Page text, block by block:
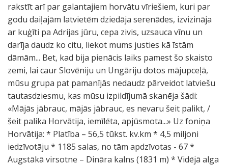
rakstīt arī par galantajiem horvātu vīriešiem, kuri par
godu daiļajām latvietēm dziedāja serenādes, izvizināja
ar kuģīti pa Adrijas jūru, cepa zivis, uzsauca vīnu un
darīja daudz ko citu, liekot mums justies kā īstām
dāmām... Bet, kad bija pienācis laiks pamest šo skaisto
zemi, lai caur Slovēniju un Ungāriju dotos mājupceļā,
mūsu grupa pat pamanījās nedaudz pārveidot latviešu
tautasdziesmu, kas mūsu izpildījumā skanēja šādi:
«Mājās jābrauc, mājās jābrauc, es nevaru šeit palikt, /
šeit palika Horvātija, iemīlēta, apjūsmota...» Uz foniņa
Horvātija: * Platība – 56,5 tūkst. kv.km * 4,5 miljoni
iedzīvotāju * 1185 salas, no tām apdzīvotas - 67 *
Augstākā virsotne – Dināra kalns (1831 m) * Vidējā alga